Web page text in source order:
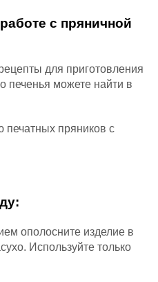
с пряничной
для приготовления
печенья можете найти в
пряников с
ополосните изделие в
Используйте только